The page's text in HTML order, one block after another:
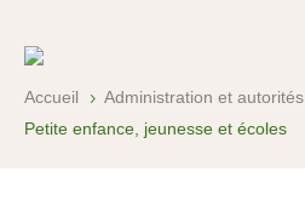
Accueil 5 Administration et autorités
Petite enfance, jeunesse et écoles